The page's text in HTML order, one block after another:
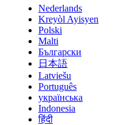
Nederlands
Kreyòl Ayisyen
Polski
Malti
Български
日本語
Latviešu
Português
українська
Indonesia
हिंदी